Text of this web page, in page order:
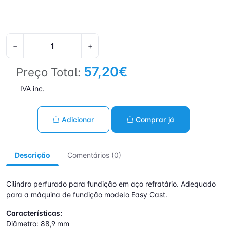
− +
Preço Total: 57,20€
IVA inc.
Adicionar Comprar já
Descrição Comentários (0)
Cilindro perfurado para fundição em aço refratário. Adequado
para a máquina de fundição modelo Easy Cast.
Características:
Diâmetro: 88,9 mm